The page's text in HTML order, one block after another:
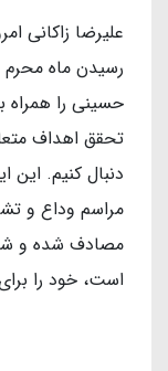
علیرضا زاکانی
رسیدن ماه محرم
حسینی را همراه
تحقق اهداف
دنبال کنیم. این
مراسم وداع و
مصادف شده و
است، خود را